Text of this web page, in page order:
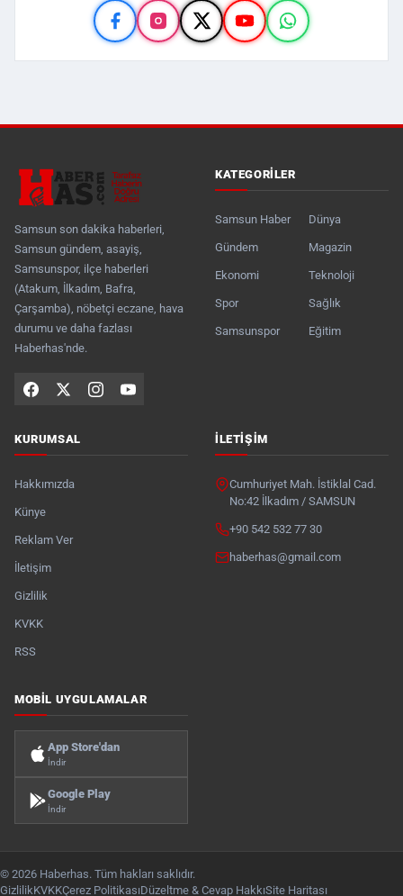
Samsun son dakika haberleri,
Samsun gündem, asayiş,
Samsunspor, ilçe haberleri
(Atakum, İlkadım, Bafra,
Çarşamba), nöbetçi eczane, hava
durumu ve daha fazlası
Haberhas'nde.
KATEGORILER
Samsun Haber
Gündem
Ekonomi
Spor
Samsunspor
Dünya
Magazin
Teknoloji
Sağlık
Eğitim
KURUMSAL
Hakkımızda
Künye
Reklam Ver
İletişim
Gizlilik
KVKK
RSS
İLETIŞIM
Cumhuriyet Mah. İstiklal Cad.
No:42 İlkadım / SAMSUN
+90 542 532 77 30
haberhas@gmail.com
MOBIL UYGULAMALAR
App Store'dan
İndir
Google Play
İndir
© 2026 Haberhas. Tüm hakları saklıdır.
GizlilikKVKKÇerez PolitikasıDüzeltme & Cevap HakkıSite Haritası